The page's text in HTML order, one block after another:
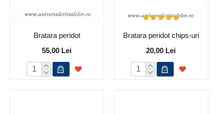
Bratara peridot
55,00 Lei
Bratara peridot chips-uri
20,00 Lei